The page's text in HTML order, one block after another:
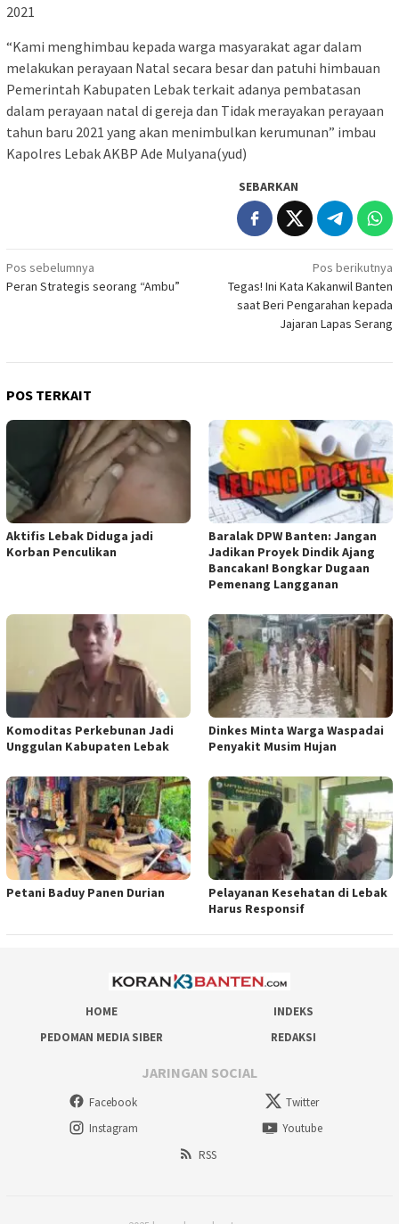
2021
“Kami menghimbau kepada warga masyarakat agar dalam
melakukan perayaan Natal secara besar dan patuhi himbauan
Pemerintah Kabupaten Lebak terkait adanya pembatasan
dalam perayaan natal di gereja dan Tidak merayakan perayaan
tahun baru 2021 yang akan menimbulkan kerumunan” imbau
Kapolres Lebak AKBP Ade Mulyana(yud)
SEBARKAN
Navigasi
pos
Pos sebelumnya
Peran Strategis seorang “Ambu”
Pos berikutnya
Tegas! Ini Kata Kakanwil Banten
saat Beri Pengarahan kepada
Jajaran Lapas Serang
POS TERKAIT
Aktifis Lebak Diduga jadi
Korban Penculikan
Baralak DPW Banten: Jangan
Jadikan Proyek Dindik Ajang
Bancakan! Bongkar Dugaan
Pemenang Langganan
Komoditas Perkebunan Jadi
Unggulan Kabupaten Lebak
Dinkes Minta Warga Waspadai
Penyakit Musim Hujan
Petani Baduy Panen Durian
Pelayanan Kesehatan di Lebak
Harus Responsif
HOME
INDEKS
PEDOMAN MEDIA SIBER
REDAKSI
JARINGAN SOCIAL
Facebook
Twitter
Instagram
Youtube
RSS